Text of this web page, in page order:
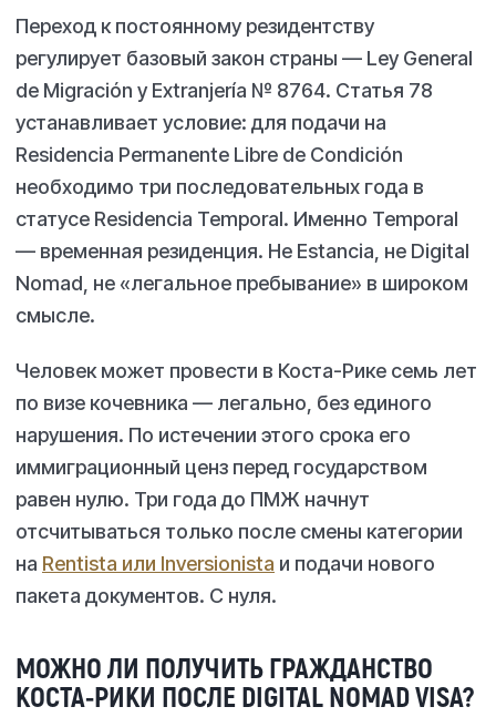
Переход к постоянному резидентству
регулирует базовый закон страны — Ley General
de Migración y Extranjería № 8764. Статья 78
устанавливает условие: для подачи на
Residencia Permanente Libre de Condición
необходимо три последовательных года в
статусе Residencia Temporal. Именно Temporal
— временная резиденция. Не Estancia, не Digital
Nomad, не «легальное пребывание» в широком
смысле.
Человек может провести в Коста-Рике семь лет
по визе кочевника — легально, без единого
нарушения. По истечении этого срока его
иммиграционный ценз перед государством
равен нулю. Три года до ПМЖ начнут
отсчитываться только после смены категории
на Rentista или Inversionista и подачи нового
пакета документов. С нуля.
МОЖНО ЛИ ПОЛУЧИТЬ ГРАЖДАНСТВО
КОСТА-РИКИ ПОСЛЕ DIGITAL NOMAD VISA?